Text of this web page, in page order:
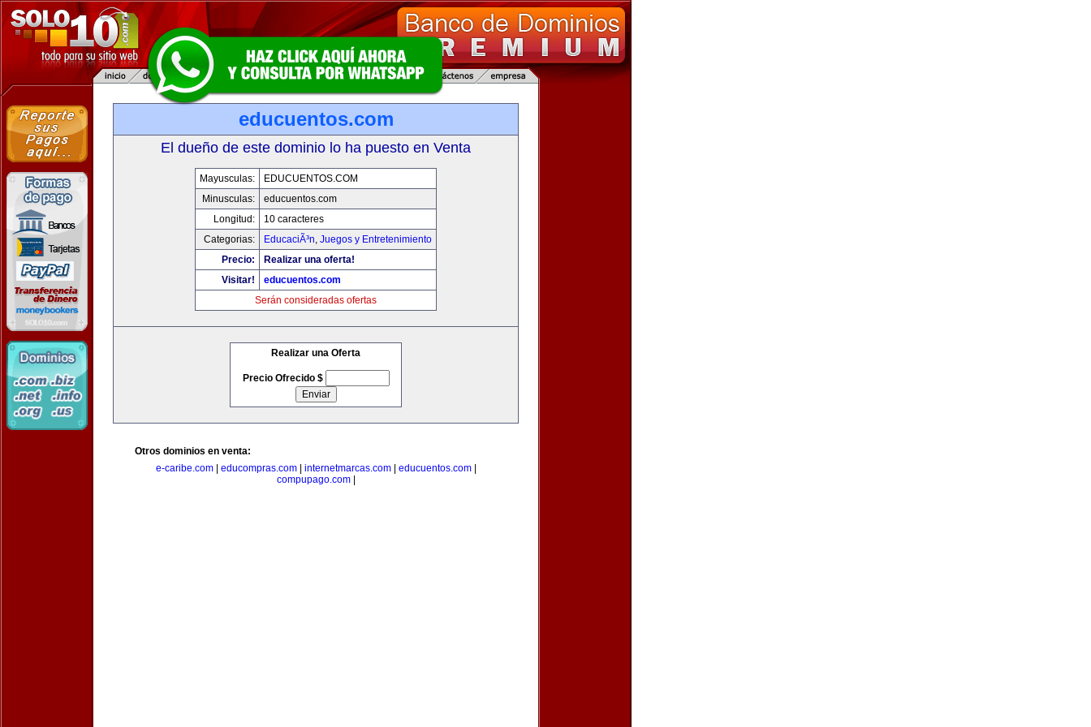
educuentos.com
El dueño de este dominio lo ha puesto en Venta
Mayusculas:
EDUCUENTOS.COM
Minusculas:
educuentos.com
Longitud:
10 caracteres
Categorias:
EducaciÃ³n, Juegos y Entretenimiento
Precio:
Realizar una oferta!
Visitar!
educuentos.com
Serán consideradas ofertas
Realizar una Oferta
Precio Ofrecido $
Otros dominios en venta:
e-caribe.com| educompras.com| internetmarcas.com| educuentos.com|
compupago.com|